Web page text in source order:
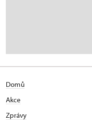
Domů
Akce
Zprávy